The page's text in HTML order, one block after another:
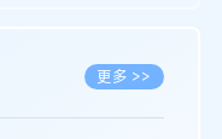
更多 >>